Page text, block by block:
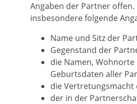
Angaben der Partner offen.
insbesondere folgende
Name und Sitz der
Gegenstand der
die Namen, Wohnorte
Geburtsdaten aller
die Vertretungsmacht
der in der